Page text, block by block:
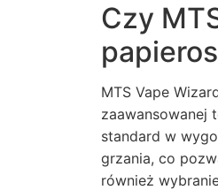
Czy
MTS Vape
zaawansowanej
standard w
grzania, co
również